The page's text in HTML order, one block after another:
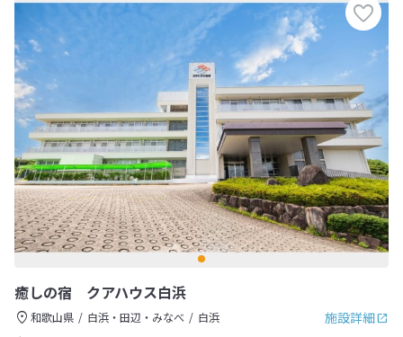
癒しの宿 クアハウス白浜
施設詳細
和歌山県 白浜・田辺・みなべ
白浜